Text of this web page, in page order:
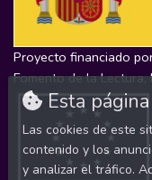
Proyecto financiado
Fomento de la
Esta
Las cookies de este
contenido y los
y analizar el tráfico.